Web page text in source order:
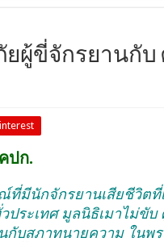
ผู้ขี่จักรยานกับ
ปก.
ที่มีนักจักรยานเสียชีวิต
ประเทศ มูลนิธิเมาไม่ขั
กับสภาทนายความ ในพ